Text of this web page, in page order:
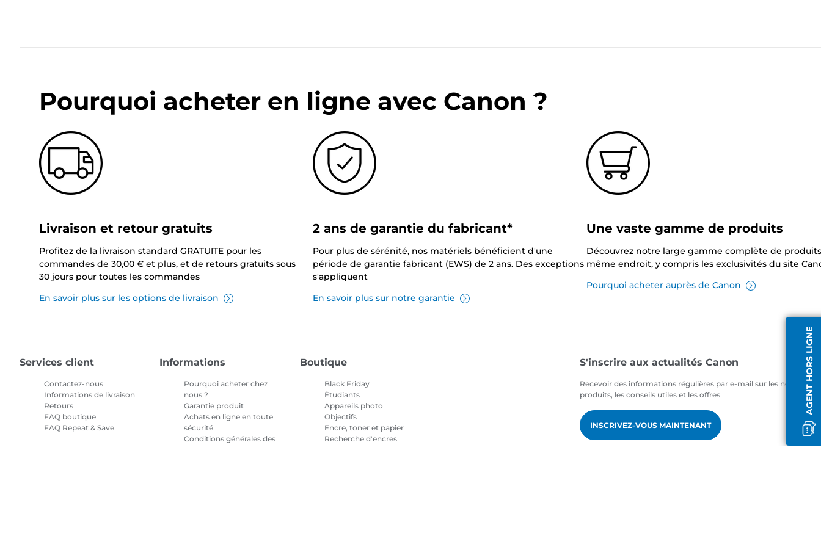
AGENT HORS LIGNE
Pourquoi acheter en ligne avec Canon ?
Livraison et retour gratuits
Profitez de la livraison standard GRATUITE pour les
commandes de 30,00 € et plus, et de retours gratuits sous
30 jours pour toutes les commandes
En savoir plus sur les options de livraison
2 ans de garantie du fabricant*
Pour plus de sérénité, nos matériels bénéficient d'une
période de garantie fabricant (EWS) de 2 ans. Des exceptions
s'appliquent
En savoir plus sur notre garantie
Une vaste gamme de produits
Découvrez notre large gamme complète de
même endroit, y compris les exclusivités du site
Pourquoi acheter auprès de Canon
Services client
Contactez-nous
Informations de livraison
Retours
FAQ boutique
FAQ Repeat & Save
Informations
Pourquoi acheter chez
nous ?
Garantie produit
Achats en ligne en toute
sécurité
Conditions générales des
Boutique
Black Friday
Étudiants
Appareils photo
Objectifs
Encre, toner et papier
Recherche d'encres
S'inscrire aux actualités Canon
Recevoir des informations régulières par e-mail sur les nouveaux
produits, les conseils utiles et les offres
INSCRIVEZ-VOUS MAINTENANT